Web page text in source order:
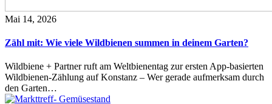
Mai 14, 2026
Zähl mit: Wie viele Wildbienen summen in deinem Garten?
Wildbiene + Partner ruft am Weltbienentag zur ersten App-basierten
Wildbienen-Zählung auf Konstanz – Wer gerade aufmerksam durch
den Garten…